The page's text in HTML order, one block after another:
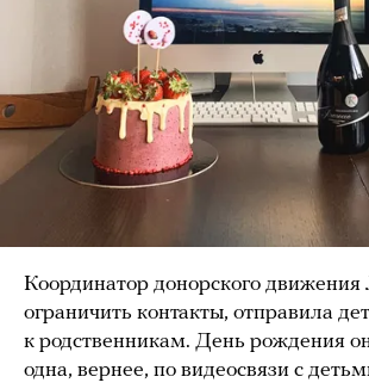
Координатор донорского
ограничить контакты, отправила
к родственникам. День рождения
одна, вернее, по видеосвязи с